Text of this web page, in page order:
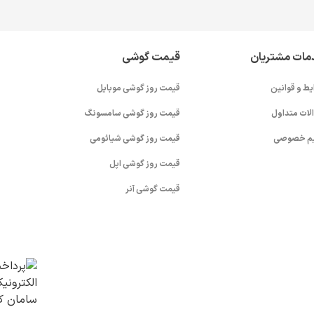
مشتریان
و قوانین
متداول
خصوصی
قیمت گوشی
قیمت روز گوشی موبایل
قیمت روز گوشی سامسونگ
قیمت روز گوشی شیائومی
قیمت روز گوشی اپل
قیمت گوشی آنر